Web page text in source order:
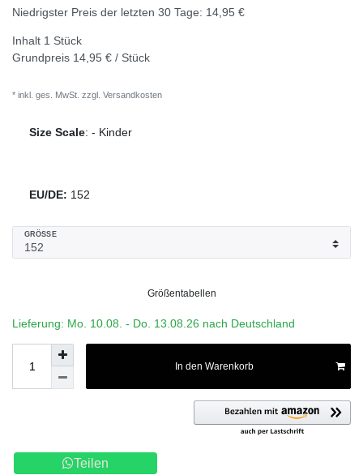
Niedrigster Preis der letzten 30 Tage: 14,95 €
Inhalt 1 Stück
Grundpreis 14,95 € / Stück
* inkl. ges. MwSt. zzgl. Versandkosten
Size Scale: - Kinder
EU/DE: 152
GRÖSSE
Größentabellen
Lieferung: Mo. 10.08. - Do. 13.08.26 nach Deutschland
In den Warenkorb
Teilen